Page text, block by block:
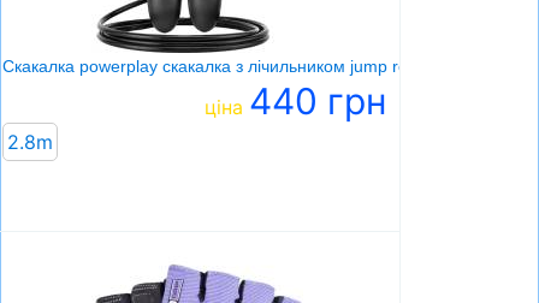
Скакалка powerplay скакалка з лічильником jump rope чорна 2.8 см.
ціна 440 грн
2.8m